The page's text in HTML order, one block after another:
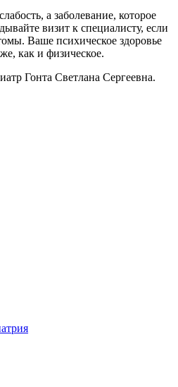
а заболевание, которое
визит к специалисту, если
Ваше психическое здоровье
как и физическое.
Гонта Светлана Сергеевна.